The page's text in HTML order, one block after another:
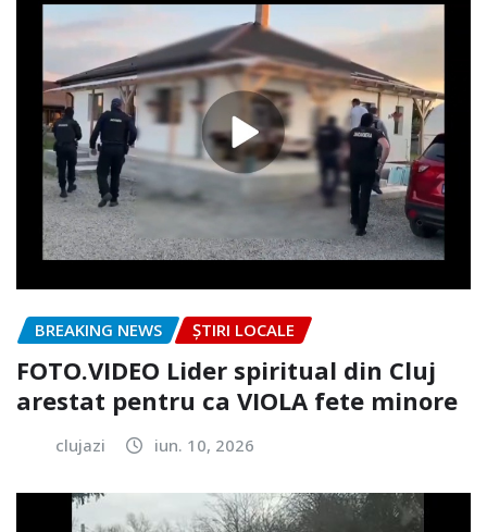
BREAKING NEWS ȘTIRI LOCALE
FOTO.VIDEO Lider spiritual din Cluj
arestat pentru ca VIOLA fete minore
clujazi iun. 10, 2026